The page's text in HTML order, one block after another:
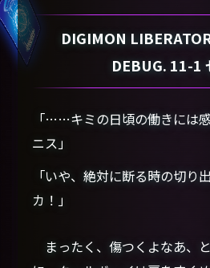
DIGIMON
DEBUG. 11-1
「……キミの日頃の働きには
ニス」
「いや、絶対に断る時の切り
カ！」
まったく、傷つくよなあ、